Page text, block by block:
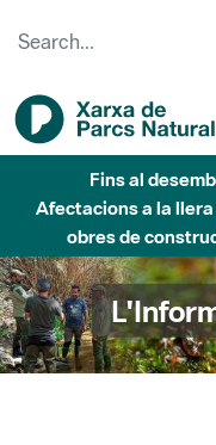
Fins al
Afectacions a la
obres de